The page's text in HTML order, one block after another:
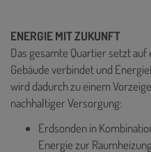
ENERGIE MIT ZUKUNFT
Das gesamte Quartier setzt
Gebäude verbindet und
wird dadurch zu einem
nachhaltiger Versorgung:
Erdsonden in
Energie zur